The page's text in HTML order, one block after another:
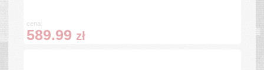
cena:
589.99 zł